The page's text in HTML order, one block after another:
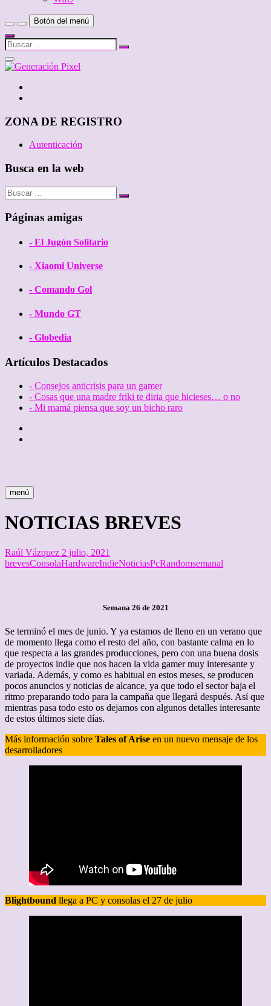
Botón del menú
Buscar
…
Cerrar
el
lateral
ZONA DE REGISTRO
Autenticación
Busca en la web
Buscar
…
Páginas amigas
- El Jugón Solitario
- Xiaomi Universe
- Comando Gol
- Mundo GT
- Globedia
Artículos Destacados
- Consejos anticrisis para un gamer
- Cosas que una madre friki te diria que hicieses… o no
- Mi mamá piensa que soy un bicho raro
menú
NOTICIAS BREVES
Raúl Vázquez 2 julio, 2021
brevesConsolaHardwareIndieNoticiasPcRandomsemanal
Semana 26 de 2021
Se terminó el mes de junio. Y ya estamos de lleno en un verano que
de momento llega como el resto del año, con bastante calma en lo
que respecta a las grandes producciones, pero con una buena dosis
de proyectos indie que nos hacen la vida gamer muy interesante y
variada. Además, y como es habitual en estos meses, se producen
pocos anuncios y noticias de alcance, ya que todo el sector baja el
ritmo preparando todo para la campaña que llegará después. Así que
mientras pasa todo esto os dejamos con algunos detalles interesante
de estos últimos siete días.
Más información sobre Tales of Arise en un nuevo mensaje de los
desarrolladores
Blightbound llega a PC y consolas el 27 de julio